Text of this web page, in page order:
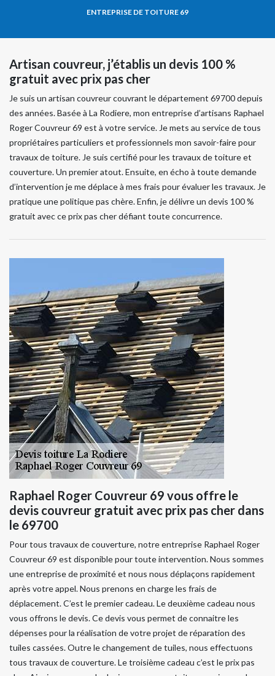
ENTREPRISE DE TOITURE 69
Artisan couvreur, j’établis un devis 100 %
gratuit avec prix pas cher
Je suis un artisan couvreur couvrant le département 69700 depuis
des années. Basée à La Rodiere, mon entreprise d’artisans Raphael
Roger Couvreur 69 est à votre service. Je mets au service de tous
propriétaires particuliers et professionnels mon savoir-faire pour
travaux de toiture. Je suis certifié pour les travaux de toiture et
couverture. Un premier atout. Ensuite, en écho à toute demande
d’intervention je me déplace à mes frais pour évaluer les travaux. Je
pratique une politique pas chère. Enfin, je délivre un devis 100 %
gratuit avec ce prix pas cher défiant toute concurrence.
Raphael Roger Couvreur 69 vous offre le
devis couvreur gratuit avec prix pas cher dans
le 69700
Pour tous travaux de couverture, notre entreprise Raphael Roger
Couvreur 69 est disponible pour toute intervention. Nous sommes
une entreprise de proximité et nous nous déplaçons rapidement
après votre appel. Nous prenons en charge les frais de
déplacement. C’est le premier cadeau. Le deuxième cadeau nous
vous offrons le devis. Ce devis vous permet de connaitre les
dépenses pour la réalisation de votre projet de réparation des
tuiles cassées. Outre le changement de tuiles, nous effectuons
tous travaux de couverture. Le troisième cadeau c’est le prix pas